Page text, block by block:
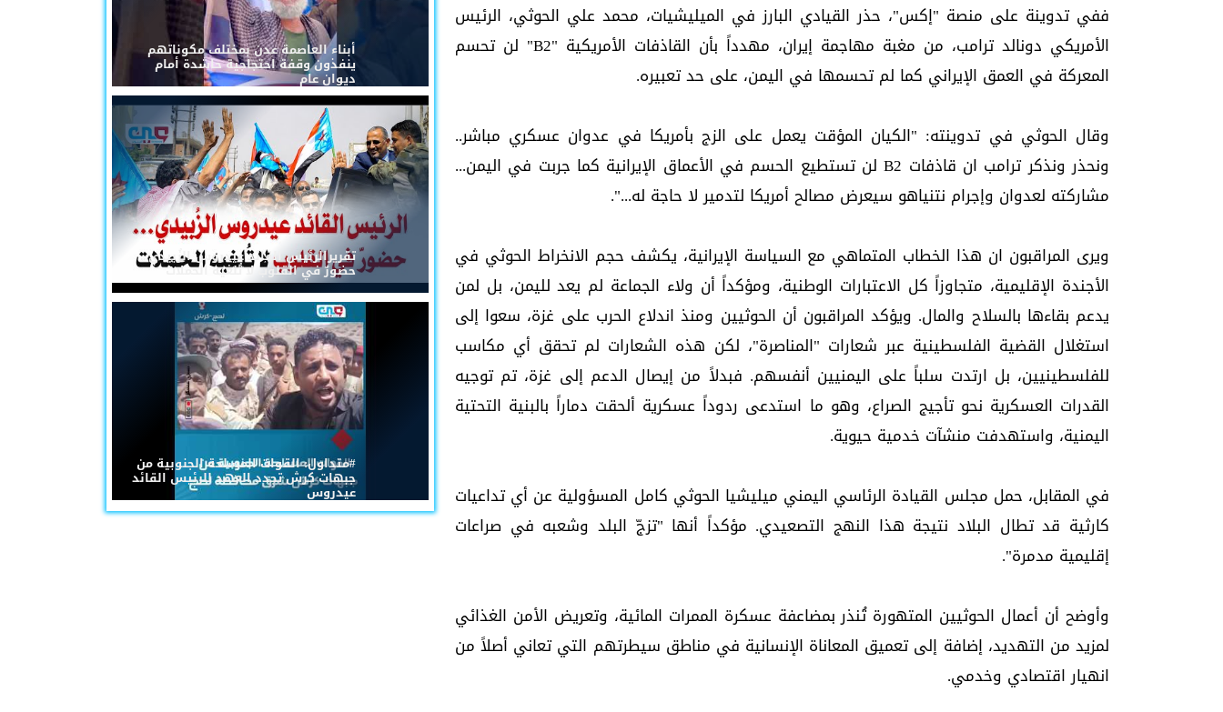
ففي تدوينة على منصة "إكس"، حذر القيادي البارز في الميليشيات، محمد علي الحوثي، الرئيس
الأمريكي دونالد ترامب، من مغبة مهاجمة إيران، مهدداً بأن القاذفات الأمريكية "B2" لن تحسم
المعركة في العمق الإيراني كما لم تحسمها في اليمن، على حد تعبيره.
وقال الحوثي في تدوينته: "الكيان المؤقت يعمل على الزج بأمريكا في عدوان عسكري مباشر..
ونحذر ونذكر ترامب ان قاذفات B2 لن تستطيع الحسم في الأعماق الإيرانية كما جربت في اليمن...
مشاركته لعدوان وإجرام نتنياهو سيعرض مصالح أمريكا لتدمير لا حاجة له...".
ويرى المراقبون ان هذا الخطاب المتماهي مع السياسة الإيرانية، يكشف حجم الانخراط الحوثي في
الأجندة الإقليمية، متجاوزاً كل الاعتبارات الوطنية، ومؤكداً أن ولاء الجماعة لم يعد لليمن، بل لمن
يدعم بقاءها بالسلاح والمال. ويؤكد المراقبون أن الحوثيين ومنذ اندلاع الحرب على غزة، سعوا إلى
استغلال القضية الفلسطينية عبر شعارات "المناصرة"، لكن هذه الشعارات لم تحقق أي مكاسب
للفلسطينيين، بل ارتدت سلباً على اليمنيين أنفسهم. فبدلاً من إيصال الدعم إلى غزة، تم توجيه
القدرات العسكرية نحو تأجيج الصراع، وهو ما استدعى ردوداً عسكرية ألحقت دماراً بالبنية التحتية
اليمنية، واستهدفت منشآت خدمية حيوية.
في المقابل، حمل مجلس القيادة الرئاسي اليمني ميليشيا الحوثي كامل المسؤولية عن أي تداعيات
كارثية قد تطال البلاد نتيجة هذا النهج التصعيدي. مؤكداً أنها "تزجّ البلد وشعبه في صراعات
إقليمية مدمرة".
وأوضح أن أعمال الحوثيين المتهورة تُنذر بمضاعفة عسكرة الممرات المائية، وتعريض الأمن الغذائي
لمزيد من التهديد، إضافة إلى تعميق المعاناة الإنسانية في مناطق سيطرتهم التي تعاني أصلاً من
انهيار اقتصادي وخدمي.
أبناء العاصمة عدن بمختلف مكوناتهم
ينفذون وقفة احتجاجية حاشدة أمام
ديوان عام
تقريرالرئيس القائد عيدروس الزُبيدي...
حضورٌ في القلوب لا تُلغيه الحملات
#متداول: القوات المسلحة الجنوبية من
جبهات كرش تجدد العهد للرئيس القائد
عيدروس